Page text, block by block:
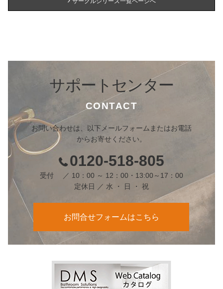
サポートセンター
CONTACT
お問い合わせは、以下メールフォームまたはお電話
からお寄せください。
0120-518-805
受付 ／ 10：00 ～ 12：00・13:00～17：00
定休日 ／ 水 ・ 日 ・ 祝
お問合せフォームはこちら